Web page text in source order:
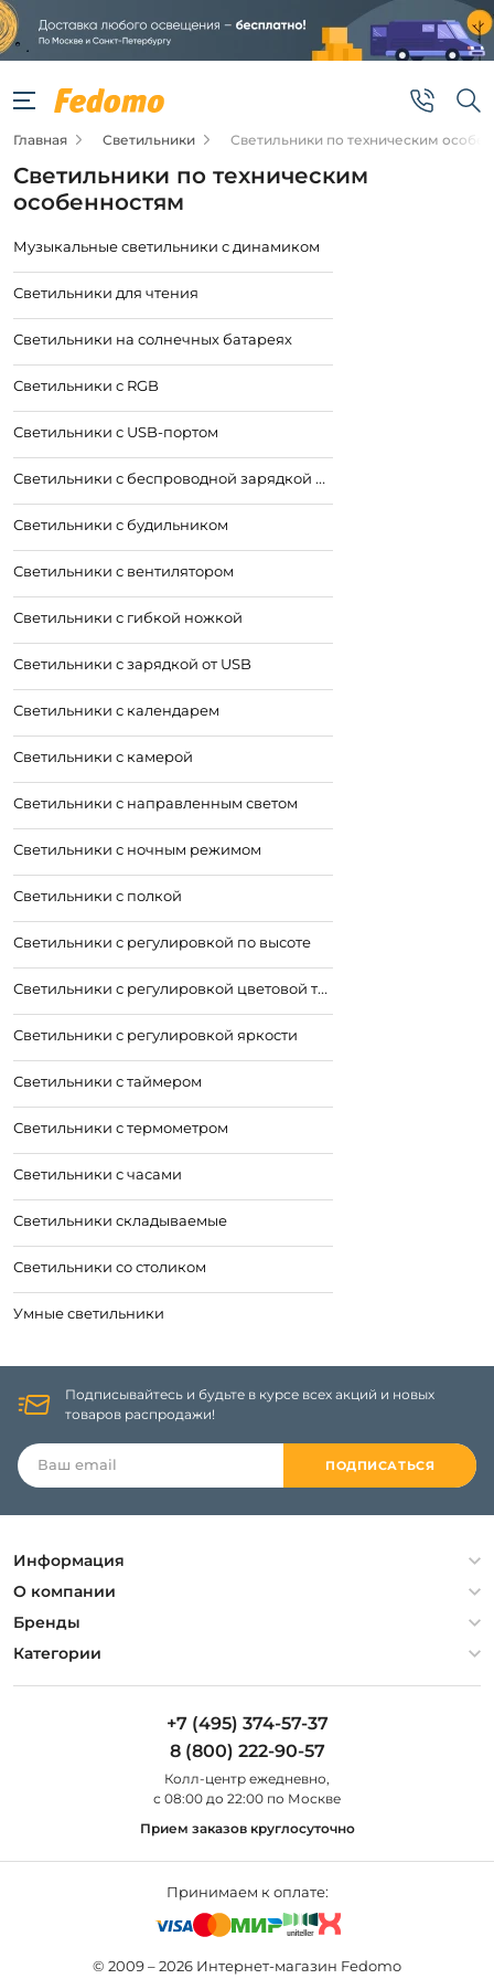
Главная Светильники Светильники по техническим
Светильники по техническим
особенностям
Музыкальные светильники с динамиком
Светильники для чтения
Светильники на солнечных батареях
Светильники с RGB
Светильники с USB-портом
Светильники с беспроводной зарядкой для телефона
Светильники с будильником
Светильники с вентилятором
Светильники с гибкой ножкой
Светильники с зарядкой от USB
Светильники с календарем
Светильники с камерой
Светильники с направленным светом
Светильники с ночным режимом
Светильники с полкой
Светильники с регулировкой по высоте
Светильники с регулировкой цветовой температуры
Светильники с регулировкой яркости
Светильники с таймером
Светильники с термометром
Светильники с часами
Светильники складываемые
Светильники со столиком
Умные светильники
Подписывайтесь и будьте в курсе всех акций и новых
товаров распродажи!
ПОДПИСАТЬСЯ
Информация
Политика конфиденциальности
Гарантия
Оплата и доставка
О компании
О компании
Контакты
Бренды
Artelamp
Категории
Люстры
Уличные светильники
+7 (495) 374-57-37
8 (800) 222-90-57
Колл-центр eжедневно,
с 08:00 до 22:00 по Москве
Прием заказов круглосуточно
Принимаем к оплате:
© 2009 – 2026 Интернет-магазин Fedomo